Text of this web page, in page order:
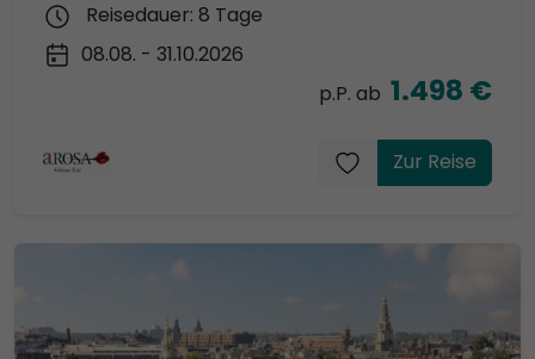
Reisedauer: 8 Tage
08.08. - 31.10.2026
p.P. ab 1.498 €
Zur Reise